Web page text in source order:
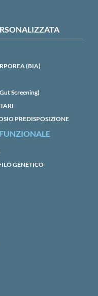
(BIA)
Screening)
PREDISPOSIZIONE
GENETICO